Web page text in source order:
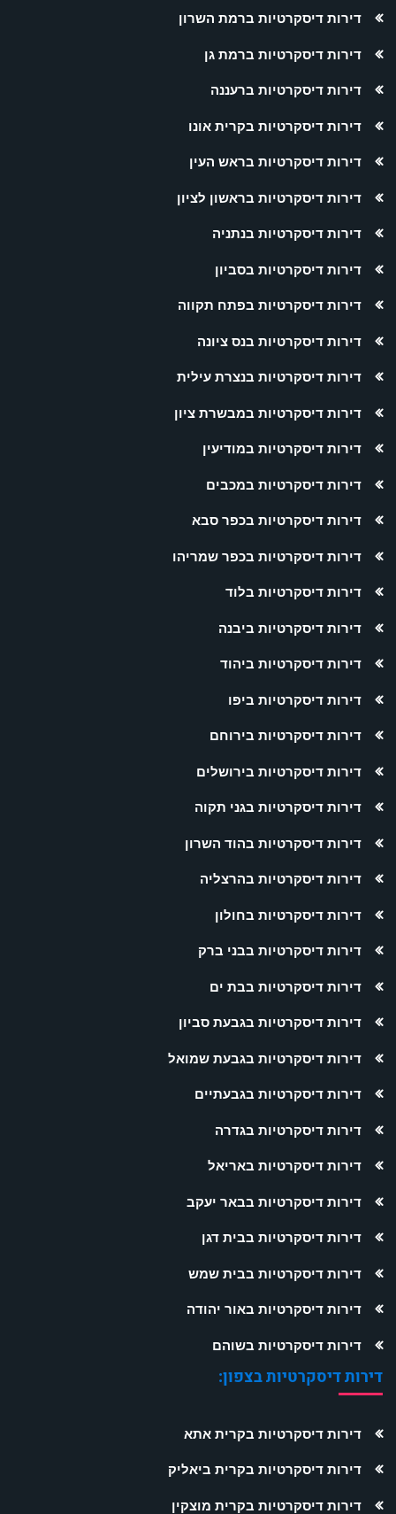
דירות דיסקרטיות ברמת השרון
דירות דיסקרטיות ברמת גן
דירות דיסקרטיות ברעננה
דירות דיסקרטיות בקרית אונו
דירות דיסקרטיות בראש העין
דירות דיסקרטיות בראשון לציון
דירות דיסקרטיות בנתניה
דירות דיסקרטיות בסביון
דירות דיסקרטיות בפתח תקווה
דירות דיסקרטיות בנס ציונה
דירות דיסקרטיות בנצרת עילית
דירות דיסקרטיות במבשרת ציון
דירות דיסקרטיות במודיעין
דירות דיסקרטיות במכבים
דירות דיסקרטיות בכפר סבא
דירות דיסקרטיות בכפר שמריהו
דירות דיסקרטיות בלוד
דירות דיסקרטיות ביבנה
דירות דיסקרטיות ביהוד
דירות דיסקרטיות ביפו
דירות דיסקרטיות בירוחם
דירות דיסקרטיות בירושלים
דירות דיסקרטיות בגני תקוה
דירות דיסקרטיות בהוד השרון
דירות דיסקרטיות בהרצליה
דירות דיסקרטיות בחולון
דירות דיסקרטיות בבני ברק
דירות דיסקרטיות בבת ים
דירות דיסקרטיות בגבעת סביון
דירות דיסקרטיות בגבעת שמואל
דירות דיסקרטיות בגבעתיים
דירות דיסקרטיות בגדרה
דירות דיסקרטיות באריאל
דירות דיסקרטיות בבאר יעקב
דירות דיסקרטיות בבית דגן
דירות דיסקרטיות בבית שמש
דירות דיסקרטיות באור יהודה
דירות דיסקרטיות בשוהם
דירות דיסקרטיות בצפון:
דירות דיסקרטיות בקרית אתא
דירות דיסקרטיות בקרית ביאליק
דירות דיסקרטיות בקרית מוצקין